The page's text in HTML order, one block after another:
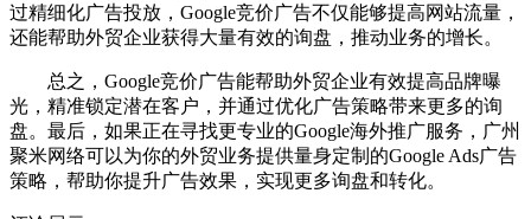
过精细化广告投放，Google竞价广告不仅能够提高网站流量，
还能帮助外贸企业获得大量有效的询盘，推动业务的增长。
总之，Google竞价广告能帮助外贸企业有效提高品牌曝
光，精准锁定潜在客户，并通过优化广告策略带来更多的询
盘。最后，如果正在寻找更专业的Google海外推广服务，广州
聚米网络可以为你的外贸业务提供量身定制的Google Ads广告
策略，帮助你提升广告效果，实现更多询盘和转化。